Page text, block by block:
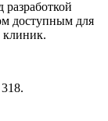
разработкой
доступным для
клиник.